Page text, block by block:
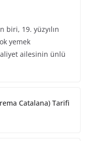
biri, 19. yüzyılın
yemek
ailesinin ünlü
Catalana) Tarifi